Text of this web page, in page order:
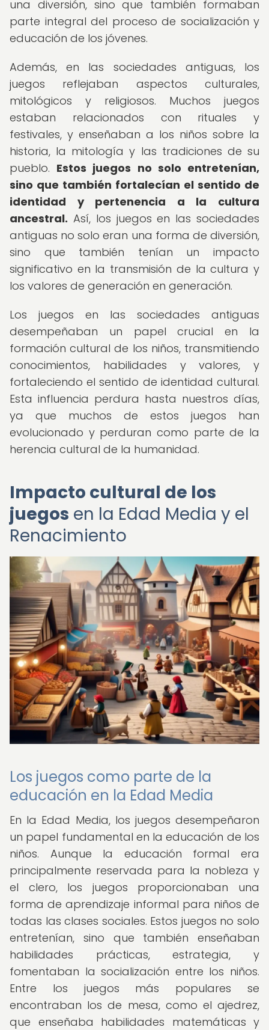
una diversión, sino que también formaban
parte integral del proceso de socialización y
educación de los jóvenes.
Además, en las sociedades antiguas, los
juegos reflejaban aspectos culturales,
mitológicos y religiosos. Muchos juegos
estaban relacionados con rituales y
festivales, y enseñaban a los niños sobre la
historia, la mitología y las tradiciones de su
pueblo. Estos juegos no solo entretenían,
sino que también fortalecían el sentido de
identidad y pertenencia a la cultura
ancestral. Así, los juegos en las sociedades
antiguas no solo eran una forma de diversión,
sino que también tenían un impacto
significativo en la transmisión de la cultura y
los valores de generación en generación.
Los juegos en las sociedades antiguas
desempeñaban un papel crucial en la
formación cultural de los niños, transmitiendo
conocimientos, habilidades y valores, y
fortaleciendo el sentido de identidad cultural.
Esta influencia perdura hasta nuestros días,
ya que muchos de estos juegos han
evolucionado y perduran como parte de la
herencia cultural de la humanidad.
Impacto cultural de los
juegos en la Edad Media y el
Renacimiento
Los juegos como parte de la
educación en la Edad Media
En la Edad Media, los juegos desempeñaron
un papel fundamental en la educación de los
niños. Aunque la educación formal era
principalmente reservada para la nobleza y
el clero, los juegos proporcionaban una
forma de aprendizaje informal para niños de
todas las clases sociales. Estos juegos no solo
entretenían, sino que también enseñaban
habilidades prácticas, estrategia, y
fomentaban la socialización entre los niños.
Entre los juegos más populares se
encontraban los de mesa, como el ajedrez,
que enseñaba habilidades matemáticas y